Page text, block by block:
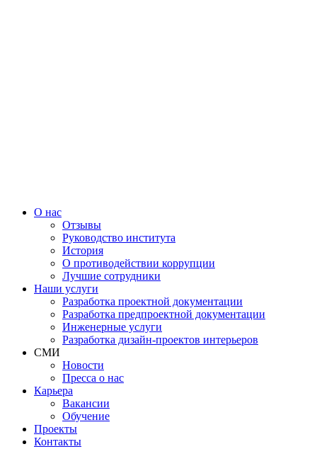
О нас
Отзывы
Руководство института
История
О противодействии коррупции
Лучшие сотрудники
Наши услуги
Разработка проектной документации
Разработка предпроектной документации
Инженерные услуги
Разработка дизайн-проектов интерьеров
СМИ
Новости
Пресса о нас
Карьера
Вакансии
Обучение
Проекты
Контакты